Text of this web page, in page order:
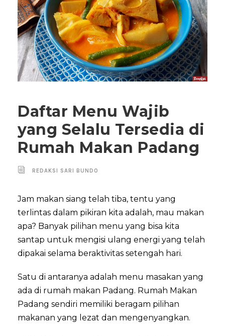
Daftar Menu Wajib
yang Selalu Tersedia di
Rumah Makan Padang
REDAKSI SARI BUNDO
Jam makan siang telah tiba, tentu yang
terlintas dalam pikiran kita adalah, mau makan
apa? Banyak pilihan menu yang bisa kita
santap untuk mengisi ulang energi yang telah
dipakai selama beraktivitas setengah hari.
Satu di antaranya adalah menu masakan yang
ada di rumah makan Padang. Rumah Makan
Padang sendiri memiliki beragam pilihan
makanan yang lezat dan mengenyangkan.